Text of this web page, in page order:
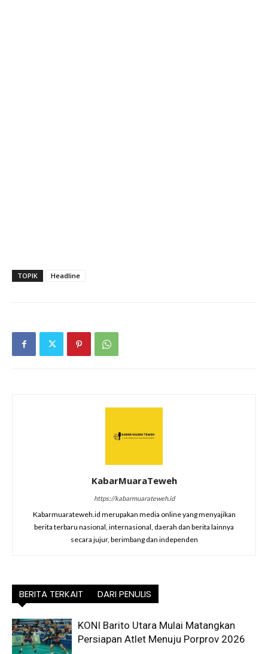
TOPIK Headline
KabarMuaraTeweh
https://kabarmuarateweh.id
Kabarmuarateweh.id merupakan media online yang menyajikan
berita terbaru nasional, internasional, daerah dan berita lainnya
secara jujur, berimbang dan independen
BERITA TERKAIT DARI PENULIS
KONI Barito Utara Mulai Matangkan
Persiapan Atlet Menuju Porprov 2026